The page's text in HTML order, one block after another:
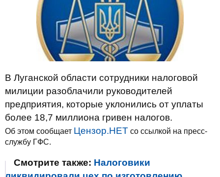
В Луганской области сотрудники налоговой
милиции разоблачили руководителей
предприятия, которые уклонились от уплаты
более 18,7 миллиона гривен налогов.
Об этом сообщает Цензор.НЕТ со ссылкой на пресс-
службу ГФС.
Смотрите также: Налоговики